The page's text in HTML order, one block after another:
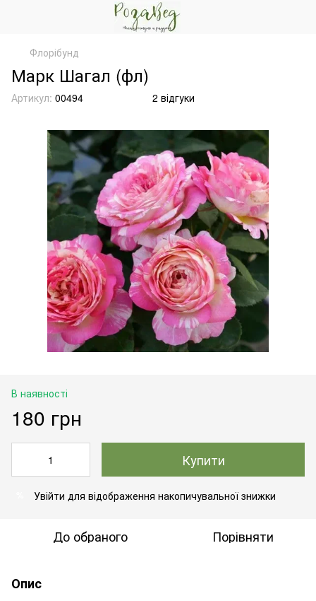
Флорібунд
Марк Шагал (фл)
Артикул: 00494 2 відгуки
В наявності
180 грн
Купити
Увійти для відображення накопичувальної знижки
До обраного Порівняти
Опис